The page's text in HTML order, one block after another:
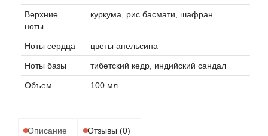
Верхние
ноты
куркума, рис басмати, шафран
Ноты сердца цветы апельсина
Ноты базы тибетский кедр, индийский сандал
Объем 100 мл
Описание Отзывы (0)